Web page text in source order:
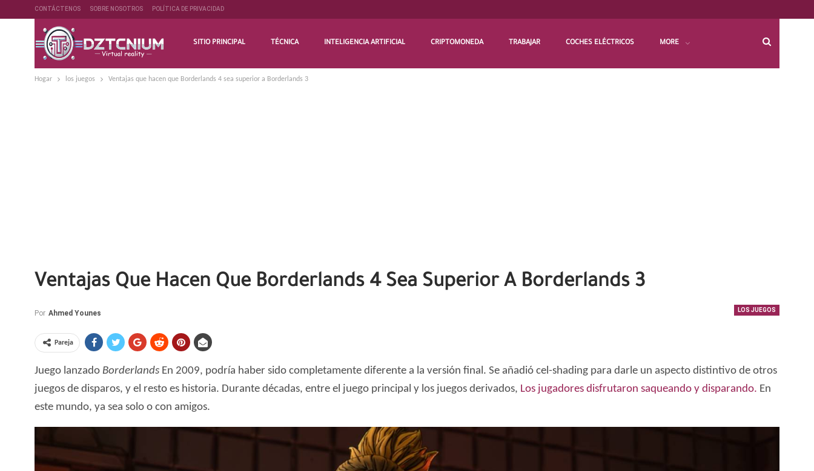
CONTÁCTENOS SOBRE NOSOTROS POLÍTICA DE PRIVACIDAD
SITIO PRINCIPAL TÉCNICA INTELIGENCIA ARTIFICIAL CRIPTOMONEDA TRABAJAR COCHES ELÉCTRICOS MORE
Hogar los juegos Ventajas que hacen que Borderlands 4 sea superior a Borderlands 3
Ventajas Que Hacen Que Borderlands 4 Sea Superior A Borderlands 3
LOS JUEGOS
Por Ahmed Younes
Pareja
Juego lanzado Borderlands En 2009, podría haber sido completamente diferente a la versión final. Se añadió cel-shading para darle un aspecto distintivo de otros
juegos de disparos, y el resto es historia. Durante décadas, entre el juego principal y los juegos derivados, Los jugadores disfrutaron saqueando y disparando. En
este mundo, ya sea solo o con amigos.